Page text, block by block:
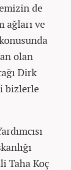
de
ağları ve
olan
Dirk
bizlerle
Taha Koç